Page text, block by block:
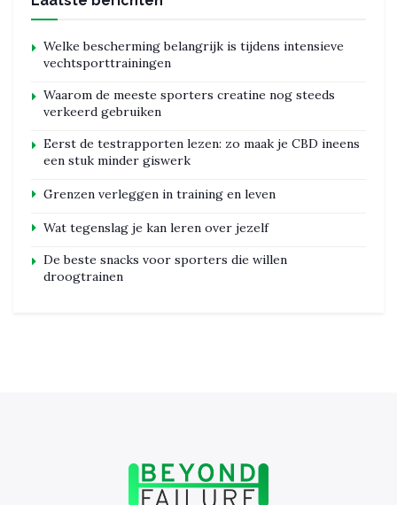
Welke bescherming belangrijk is tijdens intensieve
vechtsporttrainingen
Waarom de meeste sporters creatine nog steeds
verkeerd gebruiken
Eerst de testrapporten lezen: zo maak je CBD ineens
een stuk minder giswerk
Grenzen verleggen in training en leven
Wat tegenslag je kan leren over jezelf
De beste snacks voor sporters die willen
droogtrainen